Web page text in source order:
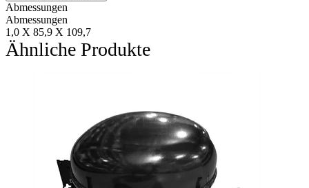
Abmessungen
Abmessungen
1,0 X 85,9 X 109,7
Ähnliche Produkte